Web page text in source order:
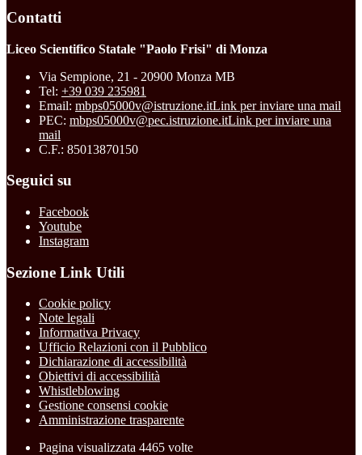
Contatti
Liceo Scientifico Statale "Paolo Frisi" di Monza
Via Sempione, 21 - 20900 Monza MB
Tel: +39 039 235981
Email: mbps05000v@istruzione.itLink per inviare una mail
PEC: mbps05000v@pec.istruzione.itLink per inviare una
mail
C.F.: 85013870150
Seguici su
Facebook
Youtube
Instagram
Sezione Link Utili
Cookie policy
Note legali
Informativa Privacy
Ufficio Relazioni con il Pubblico
Dichiarazione di accessibilità
Obiettivi di accessibilità
Whistleblowing
Gestione consensi cookie
Amministrazione trasparente
Pagina visualizzata 4465 volte